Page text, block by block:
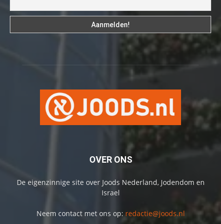
OVER ONS
De eigenzinnige site over Joods Nederland, Jodendom en
Israel
Neem contact met ons op: redactie@joods.nl